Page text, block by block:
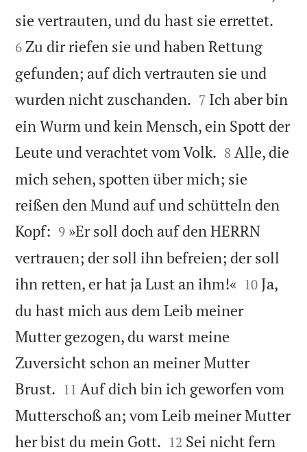
sie vertrauten, und du hast sie errettet.
6 Zu dir riefen sie und haben Rettung
gefunden; auf dich vertrauten sie und
wurden nicht zuschanden. 

7 Ich aber bin
ein Wurm und kein Mensch, ein Spott der
Leute und verachtet vom Volk. 

8 Alle, die
mich sehen, spotten über mich; sie
reißen den Mund auf und schütteln den
Kopf: 

9 »Er soll doch auf den HERRN
vertrauen; der soll ihn befreien; der soll
ihn retten, er hat ja Lust an ihm!« 

10 Ja,
du hast mich aus dem Leib meiner
Mutter gezogen, du warst meine
Zuversicht schon an meiner Mutter
Brust. 

11 Auf dich bin ich geworfen vom
Mutterschoß an; vom Leib meiner Mutter
her bist du mein Gott. 

12 Sei nicht fern